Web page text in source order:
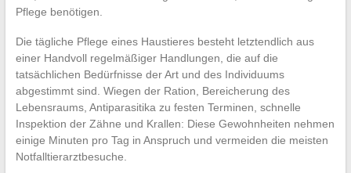
Pflege benötigen.
Die tägliche Pflege eines Haustieres besteht letztendlich aus
einer Handvoll regelmäßiger Handlungen, die auf die
tatsächlichen Bedürfnisse der Art und des Individuums
abgestimmt sind. Wiegen der Ration, Bereicherung des
Lebensraums, Antiparasitika zu festen Terminen, schnelle
Inspektion der Zähne und Krallen: Diese Gewohnheiten nehmen
einige Minuten pro Tag in Anspruch und vermeiden die meisten
Notfalltierarztbesuche.